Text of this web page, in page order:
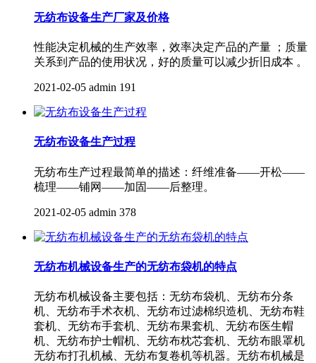
无纺布设备生产厂家及价格
性能决定机械的生产效率，效率决定产品的产量 ；质量
关系到产品的使用状况，好的质量可以减少折旧成本 。
2021-02-05 admin 191
无纺布设备生产过程
无纺布生产过程最简单的描述：纤维准备——开松——
梳理——铺网——加固——后整理。
2021-02-05 admin 378
无纺布机械设备生产的无纺布袋机的特点
无纺布机械设备主要包括：无纺布袋机、无纺布分条
机、无纺布手术衣机、无纺布过滤棉织造机、无纺布鞋
套机、无纺布手套机、无纺布果套机、无纺布医生帽
机、无纺布护士帽机、无纺布枕芯套机、无纺布眼罩机
无纺布打孔机械、无纺布复卷机等机器。无纺布机械是